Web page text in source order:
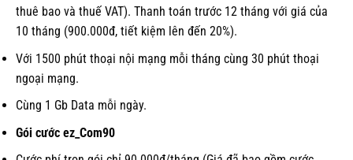
thuê bao và thuế VAT). Thanh toán trước 12 tháng với giá của
10 tháng (900.000đ, tiết kiệm lên đến 20%).
Với 1500 phút thoại nội mạng mỗi tháng cùng 30 phút thoại
ngoại mạng.
Cùng 1 Gb Data mỗi ngày.
Gói cước ez_Com90